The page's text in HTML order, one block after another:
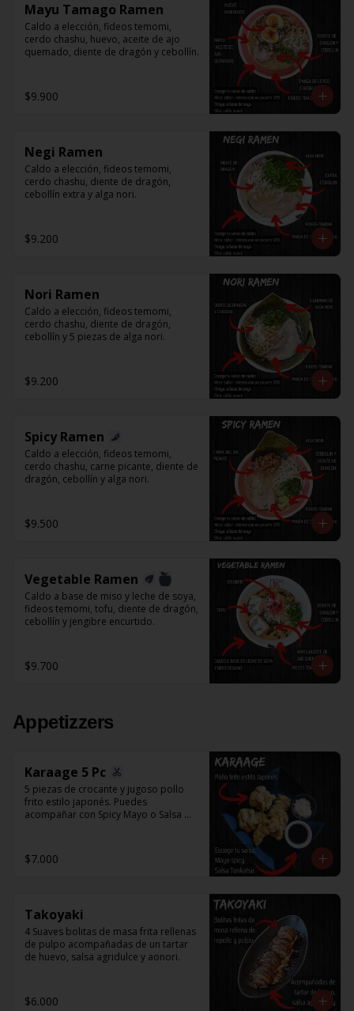
Mayu Tamago Ramen
Caldo a elección, fideos temomi,
cerdo chashu, huevo, aceite de ajo
quemado, diente de dragón y cebollín.
$9.900
Negi Ramen
Caldo a elección, fideos temomi,
cerdo chashu, diente de dragón,
cebollín extra y alga nori.
$9.200
Nori Ramen
Caldo a elección, fideos temomi,
cerdo chashu, diente de dragón,
cebollín y 5 piezas de alga nori.
$9.200
Spicy Ramen
Caldo a elección, fideos temomi,
cerdo chashu, carne picante, diente de
dragón, cebollín y alga nori.
$9.500
Vegetable Ramen
Caldo a base de miso y leche de soya,
fideos temomi, tofu, diente de dragón,
cebollín y jengibre encurtido.
$9.700
Appetizzers
Karaage 5 Pc
5 piezas de crocante y jugoso pollo
frito estilo japonés. Puedes
acompañar con Spicy Mayo o Salsa
$7.000
Takoyaki
4 Suaves bolitas de masa frita rellenas
de pulpo acompañadas de un tartar
de huevo, salsa agridulce y aonori.
$6.000